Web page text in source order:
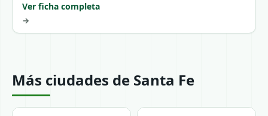
Ver ficha completa
→
Más ciudades de Santa Fe